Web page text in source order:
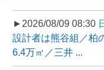
►2026/08/09 08:30
設計者は熊谷組／柏
6.4万㎡／三井 ...